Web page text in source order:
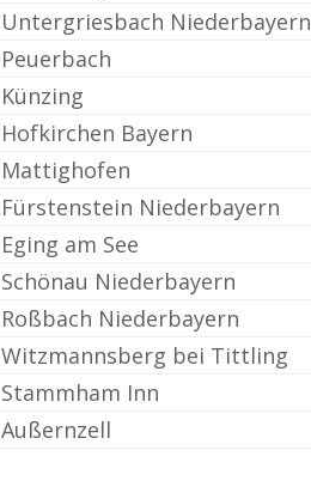
Untergriesbach Niederbayern
Peuerbach
Künzing
Hofkirchen Bayern
Mattighofen
Fürstenstein Niederbayern
Eging am See
Schönau Niederbayern
Roßbach Niederbayern
Witzmannsberg bei Tittling
Stammham Inn
Außernzell